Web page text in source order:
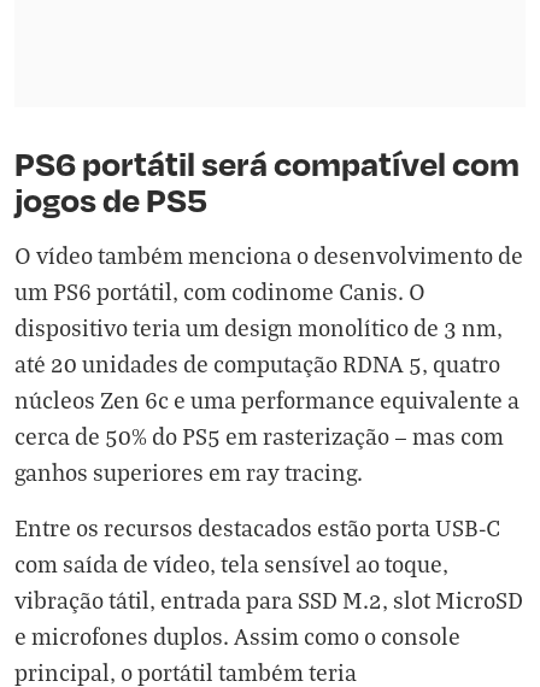
PS6 portátil será compatível com
jogos de PS5
O vídeo também menciona o desenvolvimento de
um PS6 portátil, com codinome Canis. O
dispositivo teria um design monolítico de 3 nm,
até 20 unidades de computação RDNA 5, quatro
núcleos Zen 6c e uma performance equivalente a
cerca de 50% do PS5 em rasterização — mas com
ganhos superiores em ray tracing.
Entre os recursos destacados estão porta USB-C
com saída de vídeo, tela sensível ao toque,
vibração tátil, entrada para SSD M.2, slot MicroSD
e microfones duplos. Assim como o console
principal, o portátil também teria